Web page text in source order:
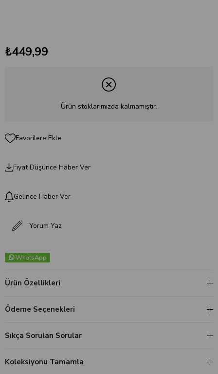
₺449,99
Ürün stoklarımızda kalmamıştır.
Favorilere Ekle
Fiyat Düşünce Haber Ver
Gelince Haber Ver
Yorum Yaz
WhatsApp
Ürün Özellikleri
Ödeme Seçenekleri
Sıkça Sorulan Sorular
Koleksiyonu Tamamla